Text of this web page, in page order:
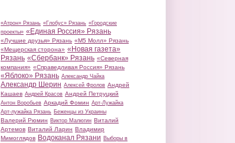
«Атрон» Рязань «Глобус» Рязань «Городские
проекты» «Единая Россия» Рязань
«Лучшие друзья» Рязань «М5 Молл» Рязань
«Мещерская сторона» «Новая газета»
Рязань «Сбербанк» Рязань «Северная
компания» «Справедливая Россия» Рязань
«Яблоко» Рязань Александр Чайка
Александр Шерин Алексей Фролов Андрей
Кашаев Андрей Красов Андрей Петруцкий
Антон Воробьев Аркадий Фомин Арт-Лужайка
Арт-лужайка Рязань Беженцы из Украины
Валерий Рюмин Виктор Малюгин Виталий
Артемов Виталий Ларин Владимир
Мимоглядов Водоканал Рязани Выборы в